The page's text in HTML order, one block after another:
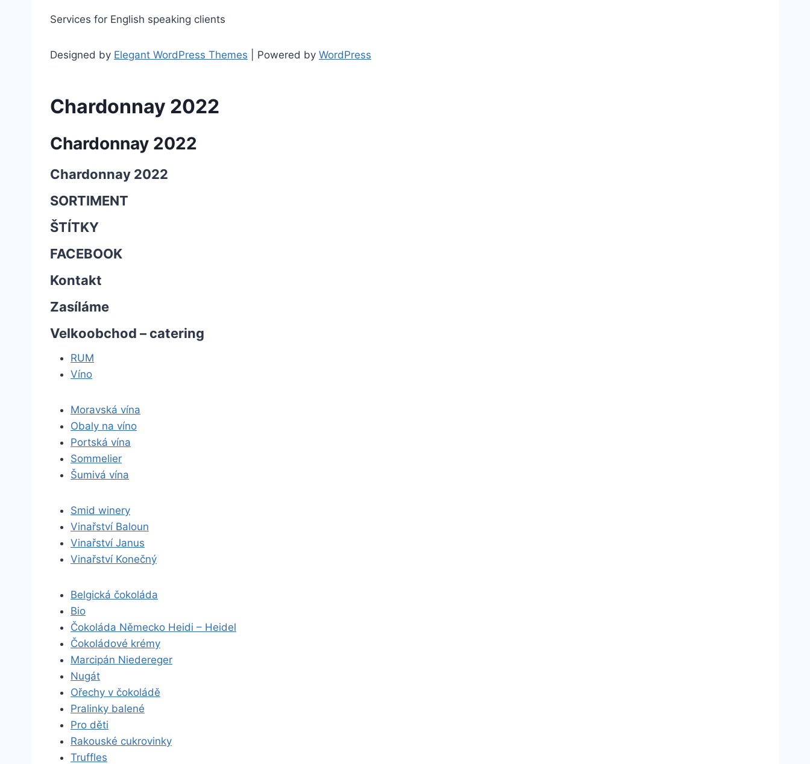
Services for English speaking clients
Designed by Elegant WordPress Themes | Powered by WordPress
Chardonnay 2022
Chardonnay 2022
Chardonnay 2022
SORTIMENT
ŠTÍTKY
FACEBOOK
Kontakt
Zasíláme
Velkoobchod – catering
RUM
Víno
Moravská vína
Obaly na víno
Portská vína
Sommelier
Šumivá vína
Smid winery
Vinařství Baloun
Vinařství Janus
Vinařství Konečný
Belgická čokoláda
Bio
Čokoláda Německo Heidi – Heidel
Čokoládové krémy
Marcipán Niedereger
Nugát
Ořechy v čokoládě
Pralinky balené
Pro děti
Rakouské cukrovinky
Truffles